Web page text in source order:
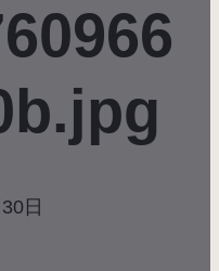
日